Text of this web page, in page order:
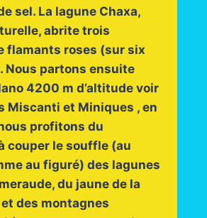
sel. La lagune Chaxa,
abrite trois
flamants roses (sur six
Nous partons ensuite
4200 m d’altitude voir
Miscanti et Miniques , en
profitons du
couper le souffle (au
au figuré) des lagunes
du jaune de la
des montagnes